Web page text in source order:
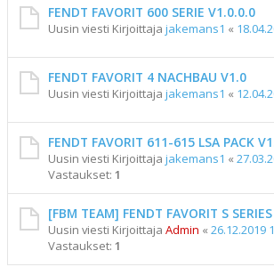
FENDT FAVORIT 600 SERIE V1.0.0.0
Uusin viesti Kirjoittaja jakemans1 «
FENDT FAVORIT 4 NACHBAU V1.0
Uusin viesti Kirjoittaja jakemans1 «
FENDT FAVORIT 611-615 LSA PACK
Uusin viesti Kirjoittaja jakemans1 «
Vastaukset: 1
[FBM TEAM] FENDT FAVORIT S
Uusin viesti Kirjoittaja Admin « 26.12.2019
Vastaukset: 1